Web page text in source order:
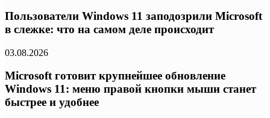
Пользователи Windows 11 заподозрили Microsoft
в слежке: что на самом деле происходит
03.08.2026
Microsoft готовит крупнейшее обновление
Windows 11: меню правой кнопки мыши станет
быстрее и удобнее